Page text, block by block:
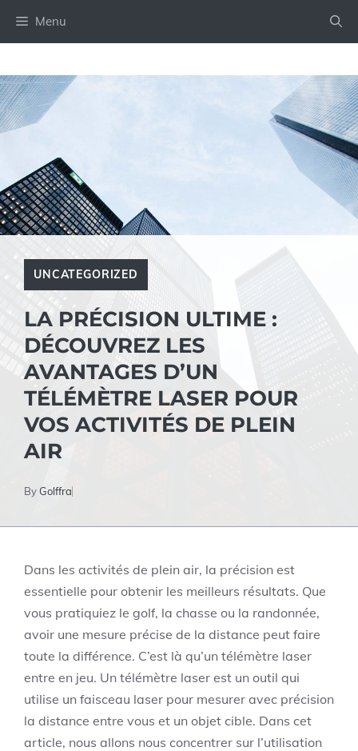
Menu
UNCATEGORIZED
LA PRÉCISION ULTIME :
DÉCOUVREZ LES
AVANTAGES D’UN
TÉLÉMÈTRE LASER POUR
VOS ACTIVITÉS DE PLEIN
AIR
ByGolffra
Dans les activités de plein air, la précision est
essentielle pour obtenir les meilleurs résultats. Que
vous pratiquiez le golf, la chasse ou la randonnée,
avoir une mesure précise de la distance peut faire
toute la différence. C’est là qu’un télémètre laser
entre en jeu. Un télémètre laser est un outil qui
utilise un faisceau laser pour mesurer avec précision
la distance entre vous et un objet cible. Dans cet
article, nous allons nous concentrer sur l’utilisation